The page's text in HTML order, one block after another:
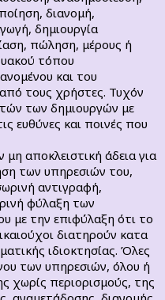
διανομή,
δημιουργία
πώληση, μέρους ή
τόπου
και του
τους χρήστες. Τυχόν
των δημιουργών με
ευθύνες και ποινές που
αποκλειστική άδεια για
των υπηρεσιών του,
αντιγραφή,
φύλαξη των
με την επιφύλαξη ότι το
διατηρούν κατα
ιδιοκτησίας. Όλες
των υπηρεσιών, όλου ή
χωρίς περιορισμούς, της